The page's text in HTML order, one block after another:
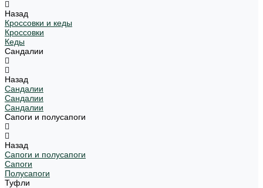
Назад
Кроссовки и кеды
Кроссовки
Кеды
Сандалии
Назад
Сандалии
Сандалии
Сандалии
Сапоги и полусапоги
Назад
Сапоги и полусапоги
Сапоги
Полусапоги
Туфли